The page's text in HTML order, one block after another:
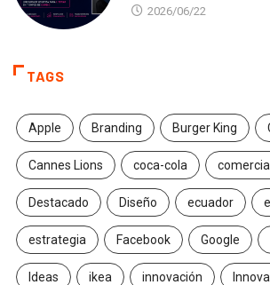
2026/06/22
TAGS
Apple Branding Burger King
Cannes Lions coca-cola comercial
Destacado Diseño ecuador
estrategia Facebook Google
Ideas ikea innovación